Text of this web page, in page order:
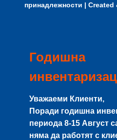
принадлежности | Created
Годишна
Уважаеми Клиенти,
Поради годишна
периода 8-15 Август
няма да работят с